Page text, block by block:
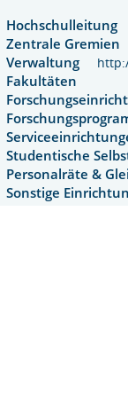
Zentrale
Verwaltung
Fakultäten
Studentische
Personalräte &
Sonstige